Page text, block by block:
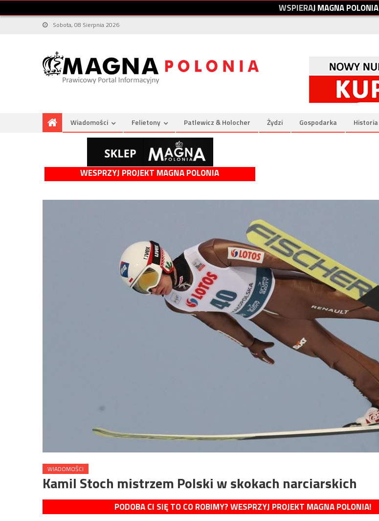
WSPIERAJMAGNAPOLONIA
Sobota, 08 Sierpnia 2026
Wiadomości Felietony Patlewicz & Holocher Żydzi Gospodarka Historia
WESPRZYJ PROJEKT MAGNA POLONIA
WIADOMOŚCI
Kamil Stoch mistrzem Polski w skokach narciarskich
PODOBA CI SIĘ TO CO ROBIMY? WESPRZYJ PROJEKT MAGNA POLONIA!